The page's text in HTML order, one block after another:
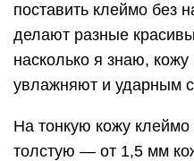
поставить клеймо без
делают разные
насколько я знаю,
увлажняют и ударным
На тонкую кожу
толстую — от 1,5 мм